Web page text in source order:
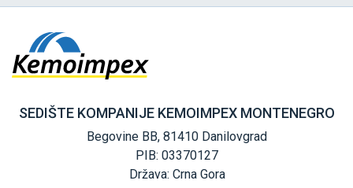
SEDIŠTE KOMPANIJE KEMOIMPEX MONTENEGRO
Begovine BB, 81410 Danilovgrad
PIB: 03370127
Država: Crna Gora